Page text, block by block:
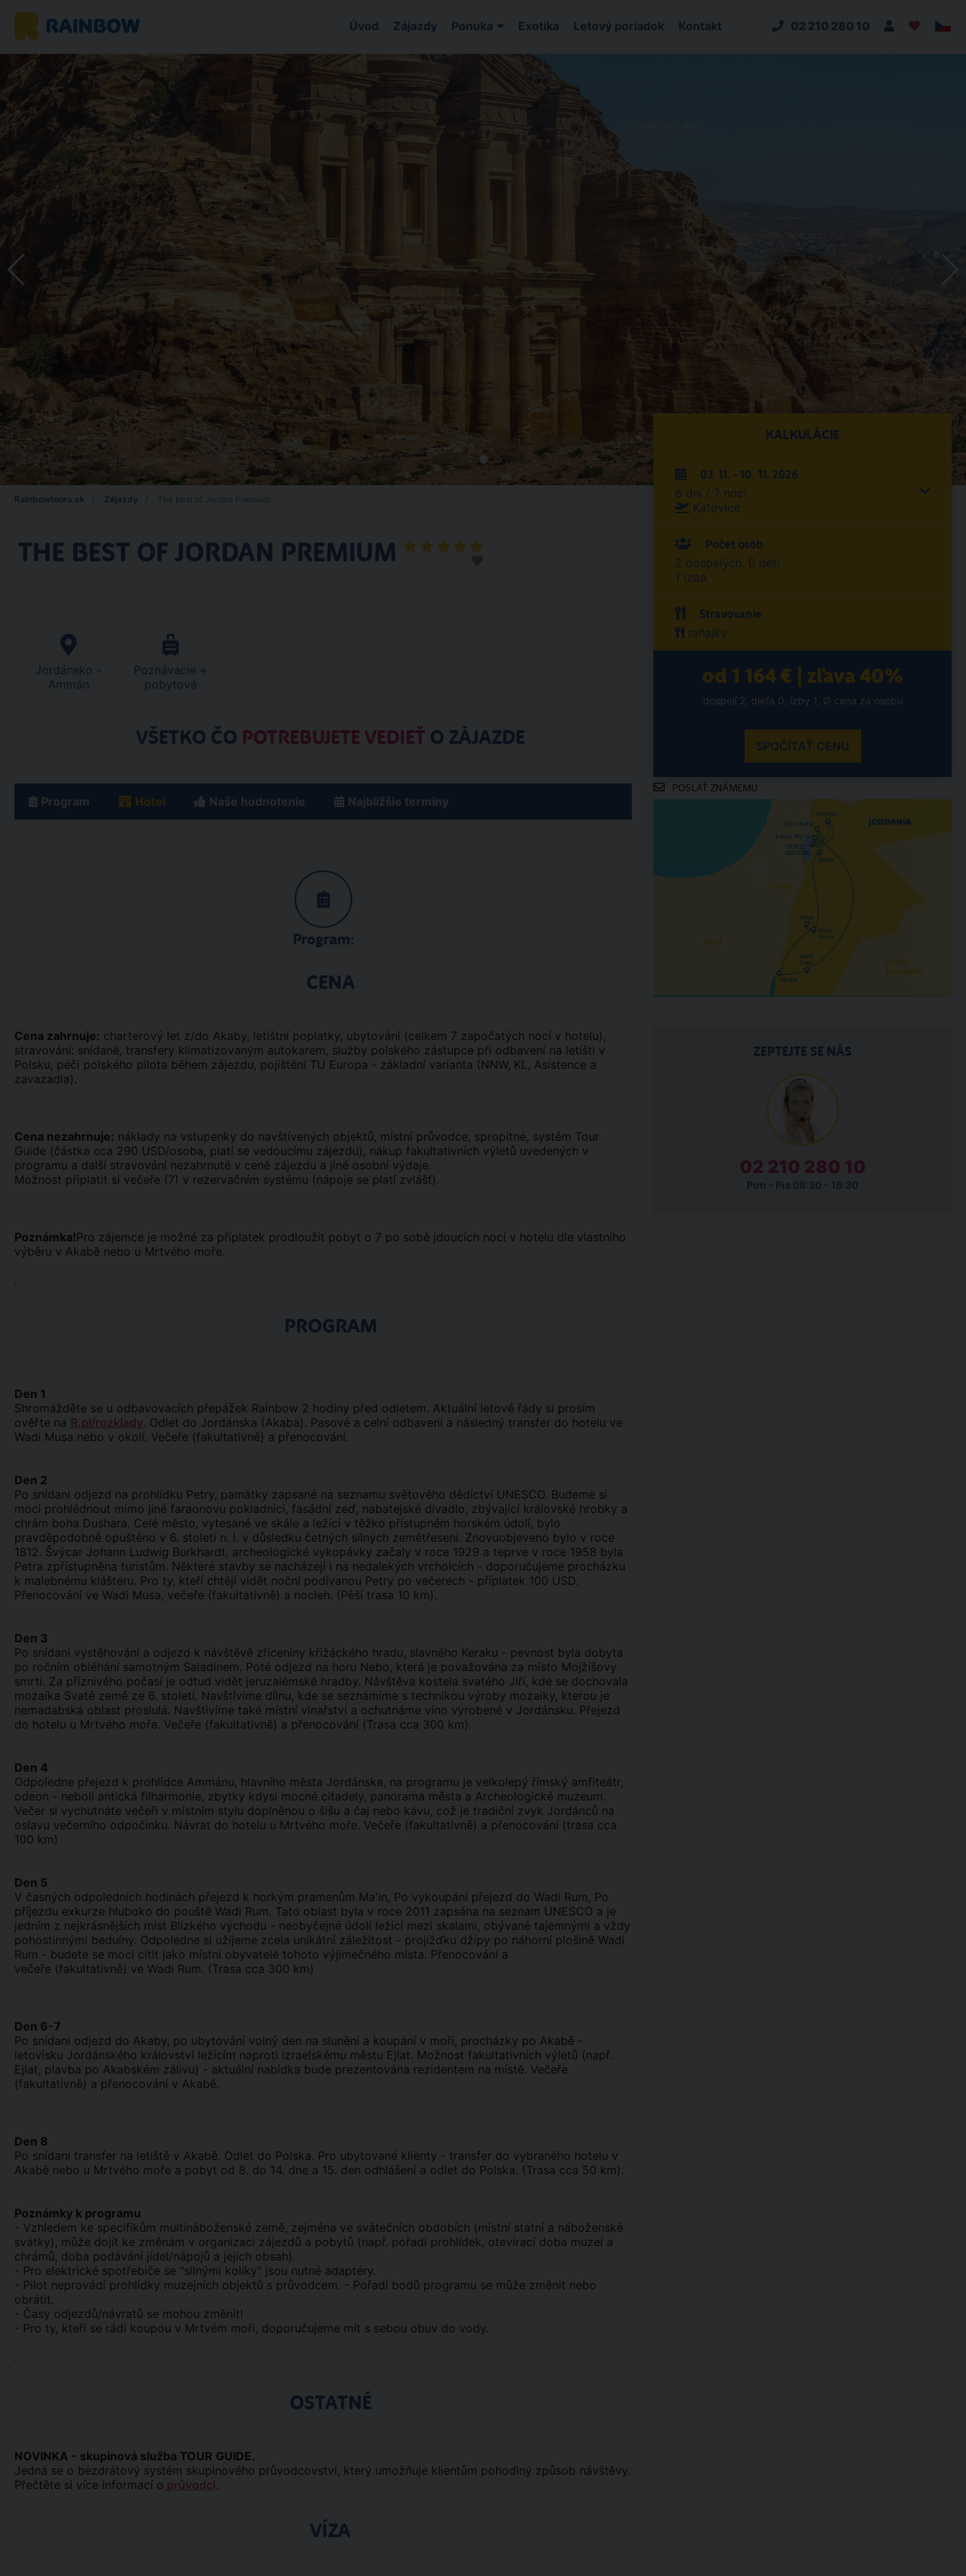
Úvod Zájazdy Ponuka Exotika Letový poriadok Kontakt 02 210 280 10
Rainbowtours.sk Zájazdy
THE BEST OF JORDAN PREMIUM
Jordánsko -
Ammán
Poznávacie +
pobytové
VŠETKO ČO POTREBUJETE VEDIEŤ O ZÁJAZDE
Program Hotel Naše hodnotenie Najbližšie termíny
Program:
CENA
Cena zahrnuje: charterový let z/do Akaby, letištní poplatky, ubytování (celkem 7 započatých nocí v hotelu),
stravování: snídaně, transfery klimatizovaným autokarem, služby polského zástupce při odbavení na letišti v
Polsku, péči polského pilota během zájezdu, pojištění TU Europa - základní varianta (NNW, KL, Asistence a
zavazadla).
Cena nezahrnuje: náklady na vstupenky do navštívených objektů, místní průvodce, spropitné, systém Tour
Guide (částka cca 290 USD/osoba, platí se vedoucímu zájezdu), nákup fakultativních výletů uvedených v
programu a další stravování nezahrnuté v ceně zájezdu a jiné osobní výdaje.
Možnost připlatit si večeře (7) v rezervačním systému (nápoje se platí zvlášť).
Poznámka!Pro zájemce je možné za příplatek prodloužit pobyt o 7 po sobě jdoucích nocí v hotelu dle vlastního
výběru v Akabě nebo u Mrtvého moře.
.
PROGRAM
Den 1
Shromážděte se u odbavovacích přepážek Rainbow 2 hodiny před odletem. Aktuální letové řády si prosím
ověřte na R.pl/rozklady. Odlet do Jordánska (Akaba). Pasové a celní odbavení a následný transfer do hotelu ve
Wadi Musa nebo v okolí. Večeře (fakultativně) a přenocování.
Den 2
Po snídani odjezd na prohlídku Petry, památky zapsané na seznamu světového dědictví UNESCO. Budeme si
moci prohlédnout mimo jiné faraonovu pokladnici, fasádní zeď, nabatejské divadlo, zbývající královské hrobky a
chrám boha Dushara. Celé město, vytesané ve skále a ležící v těžko přístupném horském údolí, bylo
pravděpodobně opuštěno v 6. století n. l. v důsledku četných silných zemětřesení. Znovuobjeveno bylo v roce
1812. Švýcar Johann Ludwig Burkhardt, archeologické vykopávky začaly v roce 1929 a teprve v roce 1958 byla
Petra zpřístupněna turistům. Některé stavby se nacházejí i na nedalekých vrcholcích - doporučujeme procházku
k malebnému klášteru. Pro ty, kteří chtějí vidět noční podívanou Petry po večerech - příplatek 100 USD.
Přenocování ve Wadi Musa, večeře (fakultativně) a nocleh. (Pěší trasa 10 km).
Den 3
Po snídani vystěhování a odjezd k návštěvě zříceniny křižáckého hradu, slavného Keraku - pevnost byla dobyta
po ročním obléhání samotným Saladinem. Poté odjezd na horu Nebo, která je považována za místo Mojžíšovy
smrti. Za příznivého počasí je odtud vidět jeruzalémské hradby. Návštěva kostela svatého Jiří, kde se dochovala
mozaika Svaté země ze 6. století. Navštívíme dílnu, kde se seznámíme s technikou výroby mozaiky, kterou je
nemadabská oblast proslulá. Navštívíme také místní vinařství a ochutnáme víno vyrobené v Jordánsku. Přejezd
do hotelu u Mrtvého moře. Večeře (fakultativně) a přenocování (Trasa cca 300 km).
Den 4
Odpoledne přejezd k prohlídce Ammánu, hlavního města Jordánska, na programu je velkolepý římský amfiteátr,
odeon - neboli antická filharmonie, zbytky kdysi mocné citadely, panorama města a Archeologické muzeum.
Večer si vychutnáte večeři v místním stylu doplněnou o šišu a čaj nebo kávu, což je tradiční zvyk Jordánců na
oslavu večerního odpočinku. Návrat do hotelu u Mrtvého moře. Večeře (fakultativně) a přenocování (trasa cca
100 km)
Den 5
V časných odpoledních hodinách přejezd k horkým pramenům Ma'in, Po vykoupání přejezd do Wadi Rum, Po
příjezdu exkurze hluboko do pouště Wadi Rum. Tato oblast byla v roce 2011 zapsána na seznam UNESCO a je
jedním z nejkrásnějších míst Blízkého východu - neobyčejné údolí ležící mezi skalami, obývané tajemnými a vždy
pohostinnými beduíny. Odpoledne si užijeme zcela unikátní záležitost - projížďku džípy po náhorní plošině Wadi
Rum - budete se moci cítit jako místní obyvatelé tohoto výjimečného místa. Přenocování a
večeře (fakultativně) ve Wadi Rum. (Trasa cca 300 km)
Den 6-7
Po snídani odjezd do Akaby, po ubytování volný den na slunění a koupání v moři, procházky po Akabě -
letovisku Jordánského království ležícím naproti izraelskému městu Ejlat. Možnost fakultativních výletů (např.
Ejlat, plavba po Akabském zálivu) - aktuální nabídka bude prezentována rezidentem na místě. Večeře
(fakultativně) a přenocování v Akabě.
Den 8
Po snídani transfer na letiště v Akabě. Odlet do Polska. Pro ubytované klienty - transfer do vybraného hotelu v
Akabě nebo u Mrtvého moře a pobyt od 8. do 14. dne a 15. den odhlášení a odlet do Polska. (Trasa cca 50 km).
Poznámky k programu
- Vzhledem ke specifikům multináboženské země, zejména ve svátečních obdobích (místní státní a náboženské
svátky), může dojít ke změnám v organizaci zájezdů a pobytů (např. pořadí prohlídek, otevírací doba muzeí a
chrámů, doba podávání jídel/nápojů a jejich obsah).
- Pro elektrické spotřebiče se "silnými kolíky" jsou nutné adaptéry.
- Pilot neprovádí prohlídky muzejních objektů s průvodcem. - Pořadí bodů programu se může změnit nebo
obrátit.
- Časy odjezdů/návratů se mohou změnit!
- Pro ty, kteří se rádi koupou v Mrtvém moři, doporučujeme mít s sebou obuv do vody.
.
OSTATNÉ
NOVINKA - skupinová služba TOUR GUIDE.
Jedná se o bezdrátový systém skupinového průvodcovství, který umožňuje klientům pohodlný způsob návštěvy.
Přečtěte si více informací o průvodci.
VÍZA
KALKULÁCIE
03. 11. - 10. 11. 2026
8 dní / 7 nocí
Katovice
Počet osôb
2 dospelých, 0 detí
1 izba
Stravovanie
raňajky
od 1 164 € | zľava 40%
dospelí 2, dieťa 0, izby 1, Ø cena za osobu
SPOČÍTAŤ CENU
POSLAŤ ZNÁMEMU
ZEPTEJTE SE NÁS
02 210 280 10
Pon - Pia 08:30 - 16:30